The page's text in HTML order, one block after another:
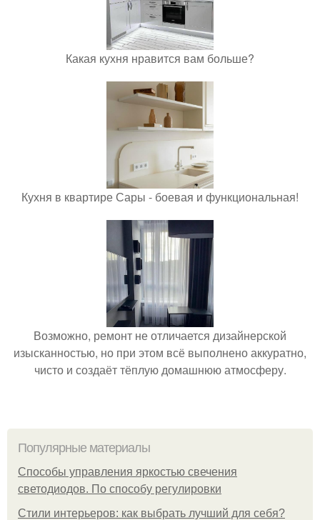
Какая кухня нравится вам больше?
Кухня в квартире Сары - боевая и функциональная!
Возможно, ремонт не отличается дизайнерской
изысканностью, но при этом всё выполнено аккуратно,
чисто и создаёт тёплую домашнюю атмосферу.
Популярные материалы
Способы управления яркостью свечения
светодиодов. По способу регулировки
Стили интерьеров: как выбрать лучший для себя?